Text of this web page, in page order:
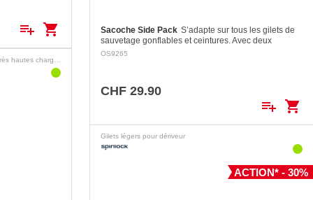
playlist_add shopping_cart Sacoche Side Pack S’adapte sur tous les gilets de
sauvetage gonflables et ceintures. Avec deux
attaches Velcro double sécurité.
OS9265
CHF 29.90
playlist_add shopping_cart
Gilets légers pour dériveur
ACTION* - 30%